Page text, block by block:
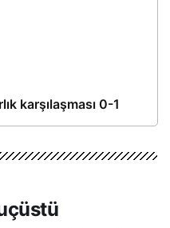
karşılaşması 0-1